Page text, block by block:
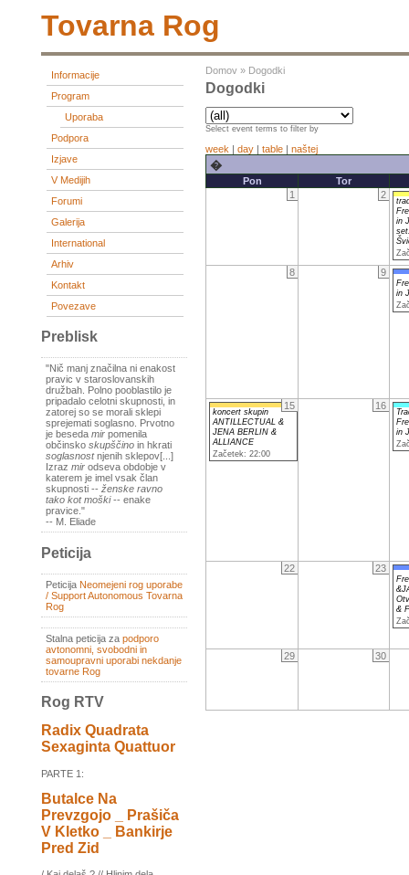
Tovarna Rog
Informacije
Program
Uporaba
Podpora
Izjave
V Medijih
Forumi
Galerija
International
Arhiv
Kontakt
Povezave
Preblisk
"Nič manj značilna ni enakost
pravic v staroslovanskih
družbah. Polno pooblastilo je
pripadalo celotni skupnosti, in
zatorej so se morali sklepi
sprejemati soglasno. Prvotno
je beseda mir pomenila
občinsko skupščino in hkrati
soglasnostnjenih sklepov[...]
Izraz mir odseva obdobje v
katerem je imel vsak član
skupnosti -- ženske ravno
tako kot moški-- enake
pravice."
-- M. Eliade
Peticija
Peticija Neomejeni rog uporabe
/ Support Autonomous Tovarna
Rog
Stalna peticija za podporo
avtonomni, svobodni in
samoupravni uporabi nekdanje
tovarne Rog
Rog RTV
Radix Quadrata
Sexaginta Quattuor
PARTE 1:
Butalce Na
Prevzgojo _ Prašiča
V Kletko _ Bankirje
Pred Zid
Domov » Dogodki
Dogodki
Select event terms to filter by
week | day | table | naštej
�
Pon
Tor
1
2
in
8 9
in
15
koncert skupin
ANTILLECTUAL &
JENA BERLIN &
ALLIANCE
Začetek: 22:00
16
in
22 23
&
29 30